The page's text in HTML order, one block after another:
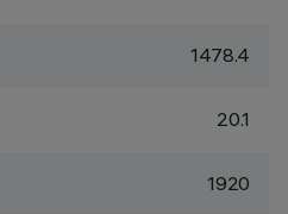
1478.4
20.1
1920